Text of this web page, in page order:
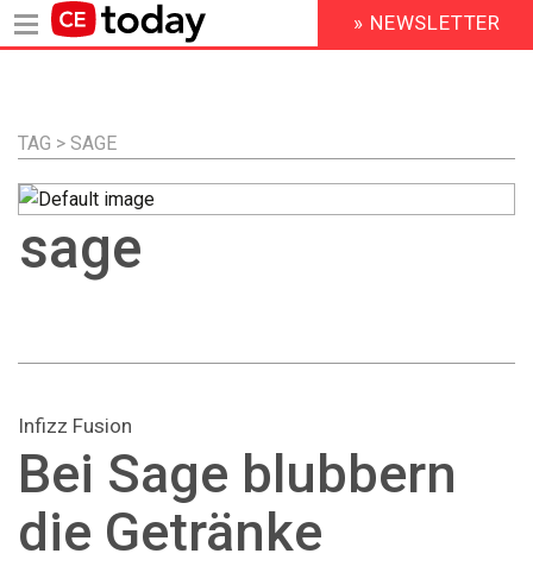
Inhalt
HEADER
MENU
» NEWSLETTER
TAG > SAGE
sage
Infizz Fusion
Bei Sage blubbern
die Getränke